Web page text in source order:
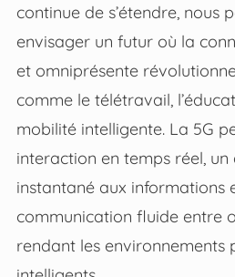
continue de s’étendre, nous
envisager un futur où la
et omniprésente
comme le télétravail,
mobilité intelligente. La 5G
interaction en temps réel, un
instantané aux informations
communication fluide entre
rendant les environnements